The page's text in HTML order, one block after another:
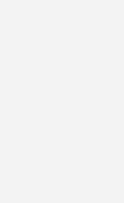
zahlen gegenwärtig
Strompuffer. Die EU will
Speicher